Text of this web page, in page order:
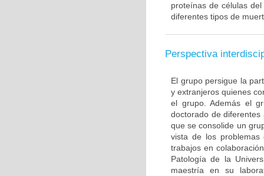
proteínas de células
diferentes tipos de
Perspectiva
El grupo persigue la
y extranjeros quienes
el grupo. Además el
doctorado de
que se consolide un
vista de los problemas
trabajos en
Patología de la
maestría en su